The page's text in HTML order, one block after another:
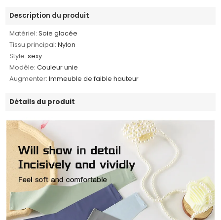
Description du produit
Matériel: Soie glacée
Tissu principal: Nylon
Style: sexy
Modèle: Couleur unie
Augmenter: Immeuble de faible hauteur
Détails du produit